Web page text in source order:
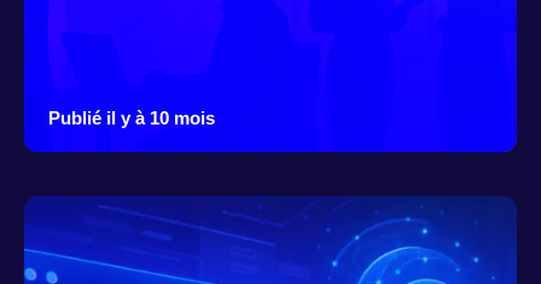
Publié il y à 10 mois